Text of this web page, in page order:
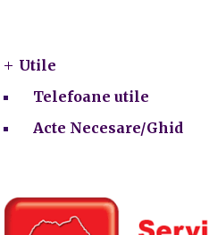
Utile
Telefoane utile
Acte Necesare/Ghid